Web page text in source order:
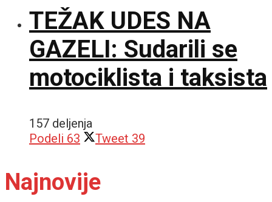
TEŽAK UDES NA
GAZELI: Sudarili se
motociklista i taksista
157 deljenja
Podeli 63 Tweet 39
Najnovije